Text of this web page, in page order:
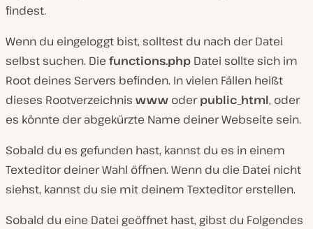
findest.
Wenn du eingeloggt bist, solltest du nach der Datei
selbst suchen. Die functions.php Datei sollte sich im
Root deines Servers befinden. In vielen Fällen heißt
dieses Rootverzeichnis www oderpublic_html, oder
es könnte der abgekürzte Name deiner Webseite sein.
Sobald du es gefunden hast, kannst du es in einem
Texteditor deiner Wahl öffnen. Wenn du die Datei nicht
siehst, kannst du sie mit deinem Texteditor erstellen.
Sobald du eine Datei geöffnet hast, gibst du Folgendes